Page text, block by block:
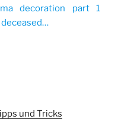
decoration part 1
und Tricks